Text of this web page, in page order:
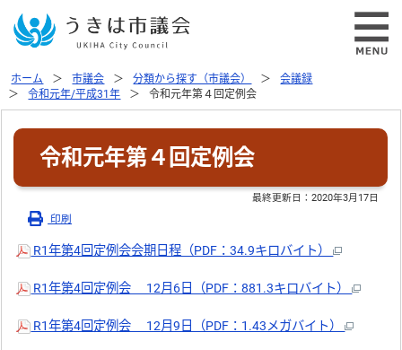
ホーム 市議会 分類から探す（市議会）
会議録
令和元年/平成31年
令和元年第４回定例会
令和元年第４回定例会
最終更新日：2020年3月17日
印刷
R1年第4回定例会会期日程（PDF：34.9キロバイト）
R1年第4回定例会 12月6日（PDF：881.3キロバイト）
R1年第4回定例会 12月9日（PDF：1.43メガバイト）